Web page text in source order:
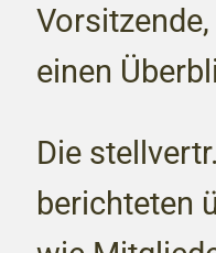
einen
Die
berichteten